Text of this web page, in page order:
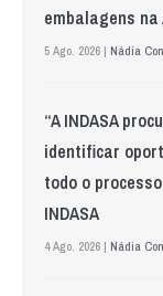
embalagens
5 Ago. 2026 | Nádia
“A INDASA
identificar
todo o
INDASA
4 Ago. 2026 | Nádia